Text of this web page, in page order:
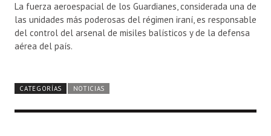
La fuerza aeroespacial de los Guardianes, considerada una de
las unidades más poderosas del régimen iraní, es responsable
del control del arsenal de misiles balísticos y de la defensa
aérea del país.
CATEGORÍAS NOTICIAS